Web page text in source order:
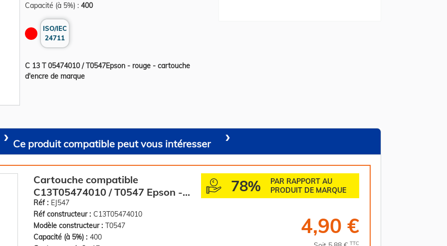
Capacité (à 5%) : 400
ISO/IEC
24711
C 13 T 05474010 / T0547Epson - rouge - cartouche
d'encre de marque
Ce produit compatible peut vous intéresser
Cartouche compatible
C13T05474010 / T0547 Epson -
rouge
Réf : EJ547
Réf constructeur : C13T05474010
Modèle constructeur : T0547
Capacité (à 5%) : 400
78%
PAR RAPPORT AU
PRODUIT DE MARQUE
4,90 €
TTC